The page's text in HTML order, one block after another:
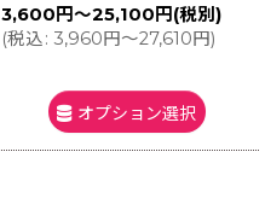
3,600 円～25,100 円 (税別)
(税込: 3,960円～27,610円)
オプション選択